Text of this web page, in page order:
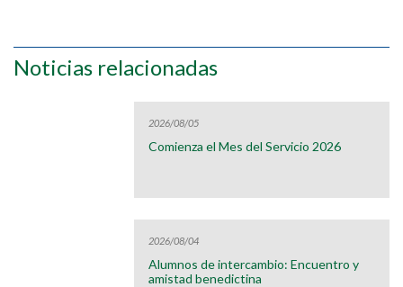
Noticias relacionadas
2026/08/05
Comienza el Mes del Servicio 2026
2026/08/04
Alumnos de intercambio: Encuentro y
amistad benedictina